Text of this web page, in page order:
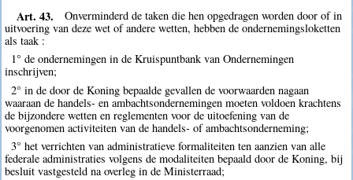
Art. 43.
Onverminderd de taken die hen opgedragen worden door of in
uitvoering van deze wet of andere wetten, hebben de ondernemingsloketten
als taak :
1° de ondernemingen in de Kruispuntbank van Ondernemingen
inschrijven;
2° in de door de Koning bepaalde gevallen de voorwaarden nagaan
waaraan de handels- en ambachtsondernemingen moeten voldoen krachtens
de bijzondere wetten en reglementen voor de uitoefening van de
voorgenomen activiteiten van de handels- of ambachtsonderneming;
3° het verrichten van administratieve formaliteiten ten aanzien van alle
federale administraties volgens de modaliteiten bepaald door de Koning, bij
besluit vastgesteld na overleg in de Ministerraad;